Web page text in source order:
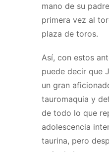
mano de su
primera vez al
plaza de toros.
Así, con estos
puede decir que
un gran
tauromaquia y
de todo lo que
adolescencia
taurina, pero